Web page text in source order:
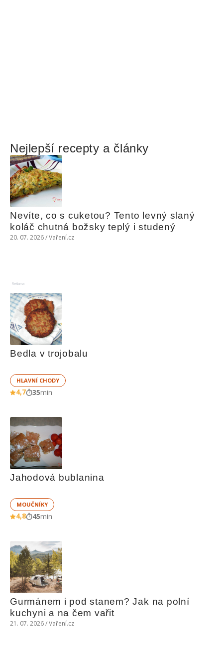
Nejlepší recepty a články
Nevíte, co s cuketou? Tento levný slaný
koláč chutná božsky teplý i studený
20. 07. 2026 / Vaření.cz
Reklama
Bedla v trojobalu
HLAVNÍ CHODY
4,7 35min
Jahodová bublanina
MOUČNÍKY
4,8 45min
Gurmánem i pod stanem? Jak na polní
kuchyni a na čem vařit
21. 07. 2026 / Vaření.cz